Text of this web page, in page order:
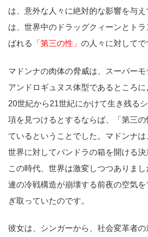
は、意外な人々に絶対的な影響を与
は、世界中のドラッグクィーンとト
ばれる
「第三の性」 の人々に対してで
マドンナの肉体の脅威は、スーパーモ
アンドロギュヌス体型であるところに
20世紀から21世紀にかけて生き残る
項を見つけるとするならば、「第三
ているということでした。マドンナ
世界に対してパンドラの箱を開ける決
この時代、世界は激変しつつありま
連の冷戦構造が崩壊する前夜の空気
ぎ取っていたのです。
彼女は、シンガーから、社会変革者の